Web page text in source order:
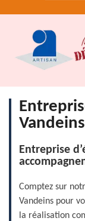
Entreprise
Comptez sur
Vandeins pour
la réalisation